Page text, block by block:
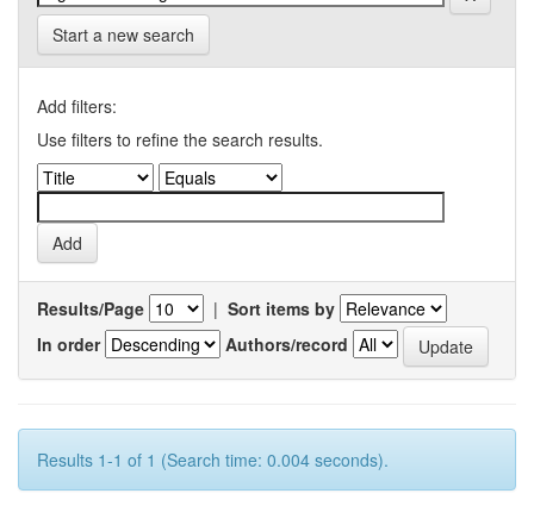
Start a new search
Add filters:
Use filters to refine the search results.
Results/Page | Sort items by
In order
Authors/record
Results 1-1 of 1 (Search time: 0.004 seconds).